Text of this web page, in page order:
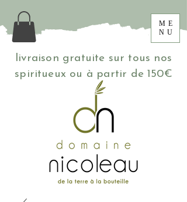
ME
NU
livraison gratuite sur tous nos
spiritueux ou à partir de 150€